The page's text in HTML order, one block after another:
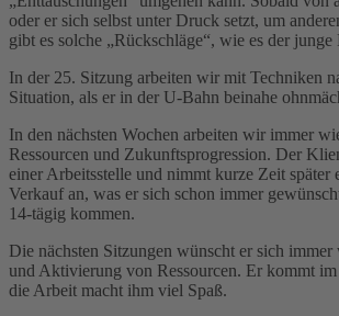
oder er sich selbst unter Druck setzt, um
gibt es solche „Rückschläge“, wie es der junge
In der 25. Sitzung arbeiten wir mit Techniken
Situation, als er in der U-Bahn beinahe
In den nächsten Wochen arbeiten wir immer
Ressourcen und Zukunftsprogression. Der
einer Arbeitsstelle und nimmt kurze Zeit später
Verkauf an, was er sich schon immer
14-tägig kommen.
Die nächsten Sitzungen wünscht er sich immer
und Aktivierung von Ressourcen. Er kommt
die Arbeit macht ihm viel Spaß.